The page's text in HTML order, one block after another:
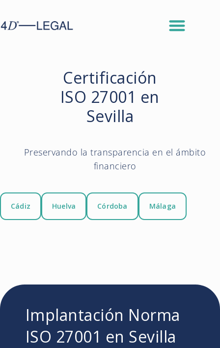
Certificación
ISO 27001 en
Sevilla
Preservando la transparencia en el ámbito
financiero
Cádiz Huelva Córdoba Málaga
Implantación Norma
ISO 27001 en Sevilla